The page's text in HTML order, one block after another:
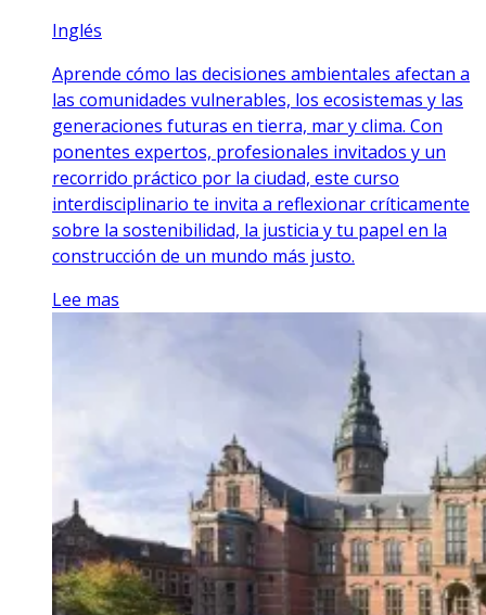
Inglés
Aprende cómo las decisiones ambientales afectan a
las comunidades vulnerables, los ecosistemas y las
generaciones futuras en tierra, mar y clima. Con
ponentes expertos, profesionales invitados y un
recorrido práctico por la ciudad, este curso
interdisciplinario te invita a reflexionar críticamente
sobre la sostenibilidad, la justicia y tu papel en la
construcción de un mundo más justo.
Lee mas